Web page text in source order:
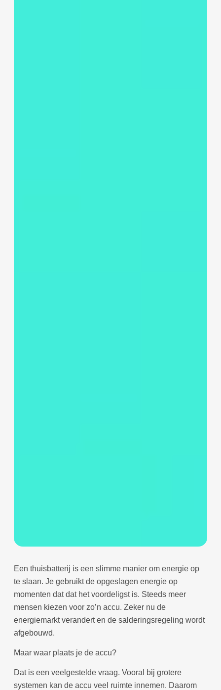
Een thuisbatterij is een slimme manier om energie op
te slaan. Je gebruikt de opgeslagen energie op
momenten dat dat het voordeligst is. Steeds meer
mensen kiezen voor zo’n accu. Zeker nu de
energiemarkt verandert en de salderingsregeling wordt
afgebouwd.
Maar waar plaats je de accu?
Dat is een veelgestelde vraag. Vooral bij grotere
systemen kan de accu veel ruimte innemen. Daarom